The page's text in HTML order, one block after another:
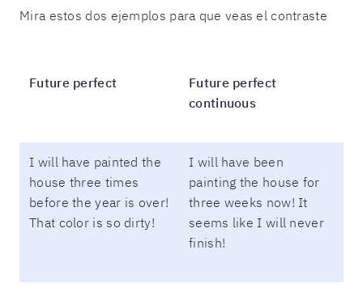
Mira estos dos ejemplos para que veas el contraste
Future perfect
Future perfect
continuous
I will have painted the
house three times
before the year is over!
That color is so dirty!
I will have been
painting the house for
three weeks now! It
seems like I will never
finish!